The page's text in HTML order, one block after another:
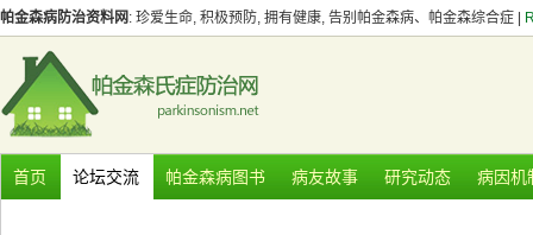
帕金森病防治资料网 : 珍爱生命, 积极预防, 拥有健康, 告别帕金森病、帕金森综合症 |
首页 论坛交流 帕金森病图书 病友故事 研究动态 病因机